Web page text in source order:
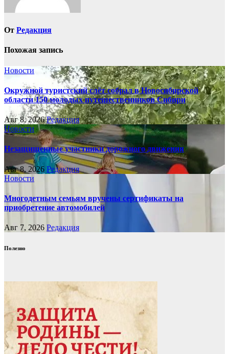
От Редакция
Похожая запись
Новости
Окружной туристский слёт собрал в Новосибирской
области 150 молодых путешественников Сибири
Авг 8, 2026Редакция
Новости
Незащищенные участники дорожного движения
Авг 8, 2026 Редакция
Новости
Многодетным семьям вручены сертификаты на
приобретение автомобилей
Авг 7, 2026 Редакция
Полезно